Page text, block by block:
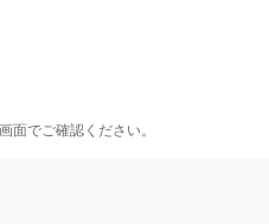
面でご確認ください。